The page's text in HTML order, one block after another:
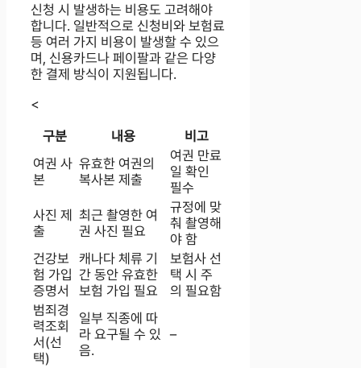
신청 시 발생하는 비용도 고려해야
합니다. 일반적으로 신청비와 보험료
등 여러 가지 비용이 발생할 수 있으
며, 신용카드나 페이팔과 같은 다양
한 결제 방식이 지원됩니다.
<
구분
내용
비고
여권 사
본
유효한 여권의
복사본 제출
여권 만료
일 확인
필수
사진 제
출
최근 촬영한 여
권 사진 필요
규정에 맞
춰 촬영해
야 함
건강보
험 가입
증명서
캐나다 체류 기
간 동안 유효한
보험 가입 필요
보험사 선
택 시 주
의 필요함
범죄경
력조회
서(선
택)
일부 직종에 따
라 요구될 수 있
음.
–